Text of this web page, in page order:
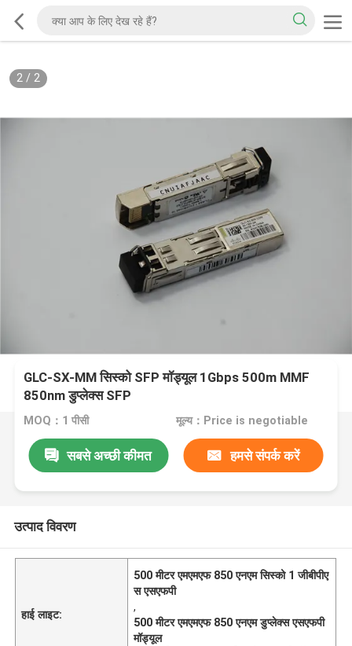
2/ 2
GLC-SX-MM सिस्को SFP मॉड्यूल 1Gbps 500m MMF
850nm डुप्लेक्स SFP
MOQ：1 पीसी मूल्य：Price is negotiable
सबसे अच्छी कीमत हमसे संपर्क करें
उत्पाद विवरण
हाई लाइट:
500 मीटर एमएमएफ 850 एनएम सिस्को 1 जीबीपीए
स एसएफपी
,
500 मीटर एमएमएफ 850 एनएम डुप्लेक्स एसएफपी
मॉड्यूल